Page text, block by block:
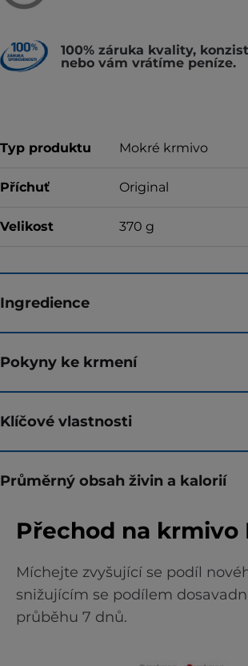
100% záruka kvality,
nebo vám vrátíme peníze.
Typ produktu Mokré krmivo
Příchuť Original
Velikost 370 g
Ingredience
Pokyny ke krmení
Klíčové vlastnosti
Průměrný obsah živin a kalorií
Přechod na krmivo
Míchejte zvyšující se podíl
snižujícím se podílem
průběhu 7 dnů.